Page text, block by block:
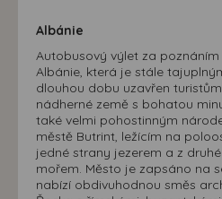
Albánie
Autobusový výlet za
Albánie, která je stále
dlouhou dobu uzavřen
nádherné země s bohatou
také velmi pohostinným
městě Butrint, ležícím na
jedné strany jezerem a z
mořem. Město je zapsáno na
nabízí obdivuhodnou směs